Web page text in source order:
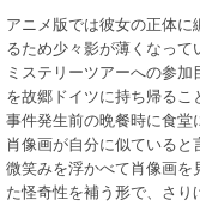
アニメ版では彼女の正体
るため少々影が薄くなって
ミステリーツアーへの参
を故郷ドイツに持ち帰るこ
事件発生前の晩餐時に食
肖像画が自分に似ていると
微笑みを浮かべて肖像画
た怪奇性を補う形で、さり